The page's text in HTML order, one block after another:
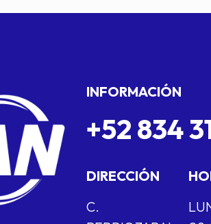
INFORMACIÓN
+52 834
DIRECCIÓN
C.